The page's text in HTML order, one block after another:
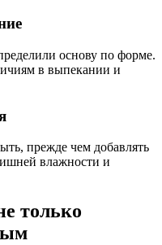
основу по форме.
в выпекании и
прежде чем добавлять
влажности и
только